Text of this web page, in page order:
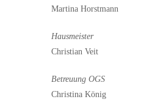
Martina Horstmann
Hausmeister
Christian Veit
Betreuung OGS
Christina König